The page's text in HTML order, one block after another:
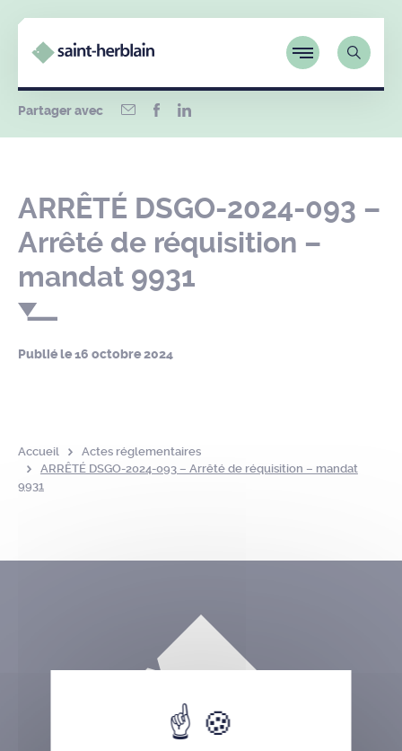
Partager avec
ARRÊTÉ DSGO-2024-093 –
Arrêté de réquisition –
mandat 9931
Publié le16 octobre 2024
Accueil
Actes réglementaires
ARRÊTÉ DSGO-2024-093 – Arrêté de réquisition – mandat
9931